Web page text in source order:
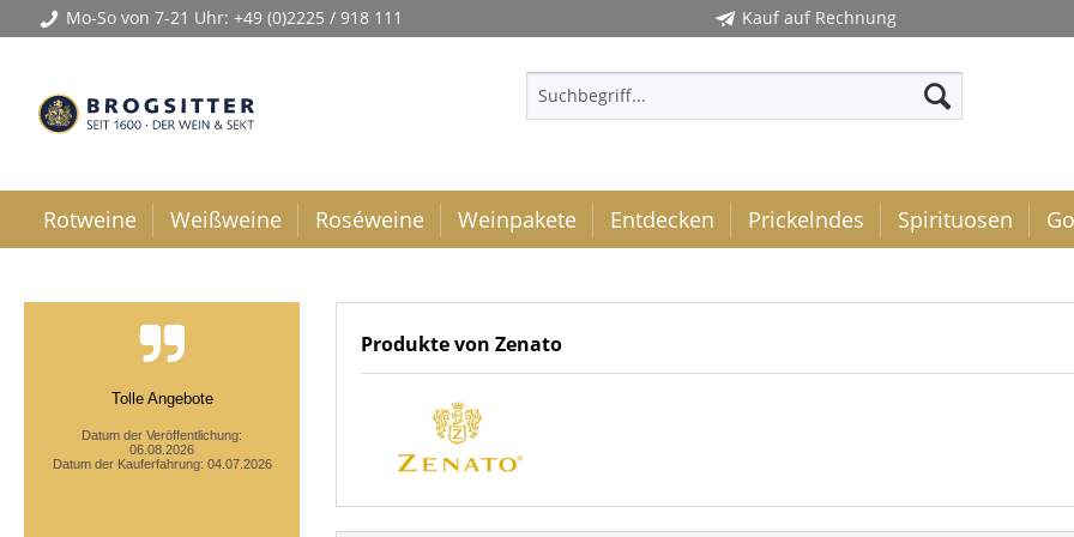
Mo-So von 7-21 Uhr: +49 (0)2225 / 918 111 Kauf auf Rechnung
Rotweine Weißweine Roséweine Weinpakete Entdecken Prickelndes Spirituosen
Tolle Angebote
Datum der Veröffentlichung:
06.08.2026
Datum der Kauferfahrung: 04.07.2026
Produkte von Zenato